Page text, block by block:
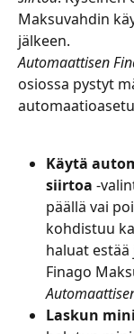
Maksuvahdin
jälkeen.
Automaattisen
osiossa pystyt
Käytä
siirtoa -
päällä vai
kohdistuu
haluat
Finago
Laskun